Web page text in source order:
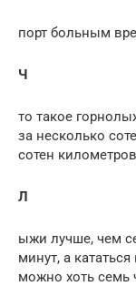
порт больным
Ч
то такое
за несколько
сотен
Л
ыжи лучше, чем
минут, а
можно хоть семь